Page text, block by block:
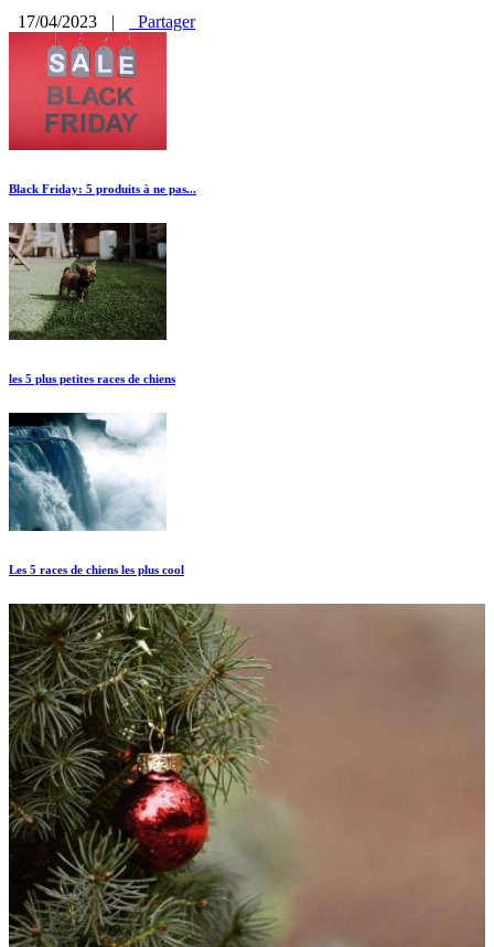
17/04/2023
| Partager
Black Friday: 5 produits à ne pas...
les 5 plus petites races de chiens
Les 5 races de chiens les plus cool